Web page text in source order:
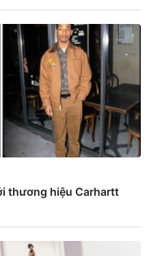
thương hiệu Carhartt